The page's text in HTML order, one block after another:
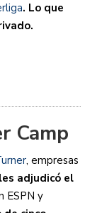
. Lo que
Camp
, empresas
adjudicó el
ESPN y